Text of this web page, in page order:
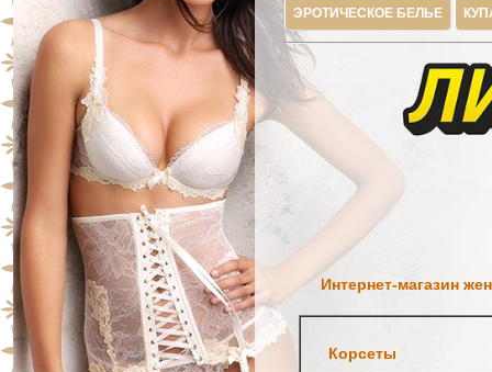
ЭРОТИЧЕСКОЕ БЕЛЬЕ
Интернет-магазин
Корсеты